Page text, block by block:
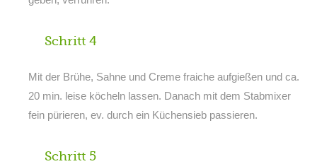
Schritt 4
Mit der Brühe, Sahne und Creme fraiche aufgießen und ca.
20 min. leise köcheln lassen. Danach mit dem Stabmixer
fein pürieren, ev. durch ein Küchensieb passieren.
Schritt 5